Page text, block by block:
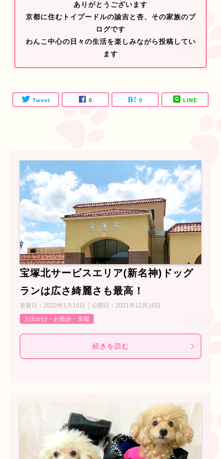
ありがとうございます
京都に住むトイプードルの諭吉と杏、その家族のブ
ログです
わんこ中心の日々の生活を楽しみながら投稿してい
ます
Tweet 0 0 LINE
宝塚北サービスエリア(新名神)ドッグ
ランは広さ綺麗さも最高！
更新日： 2022年1月10日 公開日： 2021年12月16日
お出かけ・お散歩・京都
続きを読む